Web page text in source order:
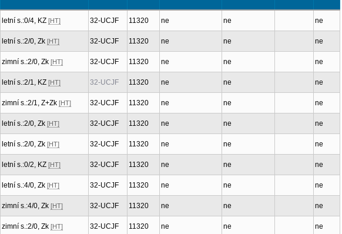
letní s.:0/4, KZ [HT] 32-UCJF 11320 ne ne ne
letní s.:2/0, Zk [HT] 32-UCJF 11320 ne ne ne
zimní s.:2/0, Zk [HT] 32-UCJF 11320 ne ne ne
letní s.:2/1, KZ [HT] 32-UCJF 11320 ne ne ne
zimní s.:2/1, Z+Zk [HT] 32-UCJF 11320 ne ne ne
letní s.:2/0, Zk [HT] 32-UCJF 11320 ne ne ne
letní s.:2/0, Zk [HT] 32-UCJF 11320 ne ne ne
letní s.:0/2, KZ [HT] 32-UCJF 11320 ne ne ne
letní s.:4/0, Zk [HT] 32-UCJF 11320 ne ne ne
zimní s.:4/0, Zk [HT] 32-UCJF 11320 ne ne ne
zimní s.:2/0, Zk [HT] 32-UCJF 11320 ne ne ne